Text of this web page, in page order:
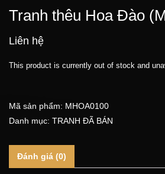
Tranh thêu Hoa Đào
Liên hệ
This product is currently out of stock and
Mã sản phẩm: MHOA0100
Danh mục: TRANH ĐÃ BÁN
Đánh giá (0)